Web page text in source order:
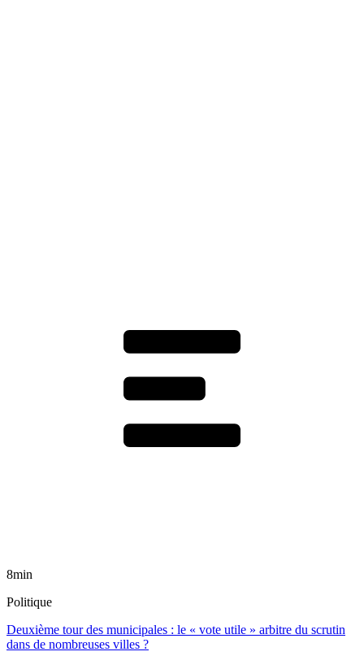
8min
Politique
Deuxième tour des municipales : le « vote utile » arbitre du scrutin
dans de nombreuses villes ?